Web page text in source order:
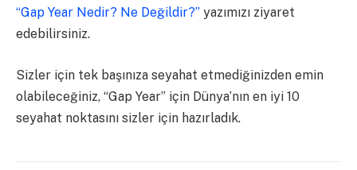
“Gap Year Nedir? Ne Değildir?” yazımızı ziyaret
edebilirsiniz.
Sizler için tek başınıza seyahat etmediğinizden emin
olabileceğiniz, “Gap Year” için Dünya’nın en iyi 10
seyahat noktasını sizler için hazırladık.